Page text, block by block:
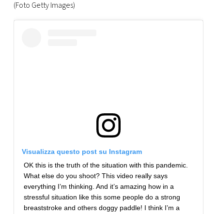
(Foto Getty Images)
Visualizza questo post su Instagram
OK this is the truth of the situation with this pandemic.
What else do you shoot? This video really says
everything I’m thinking. And it’s amazing how in a
stressful situation like this some people do a strong
breaststroke and others doggy paddle! I think I’m a